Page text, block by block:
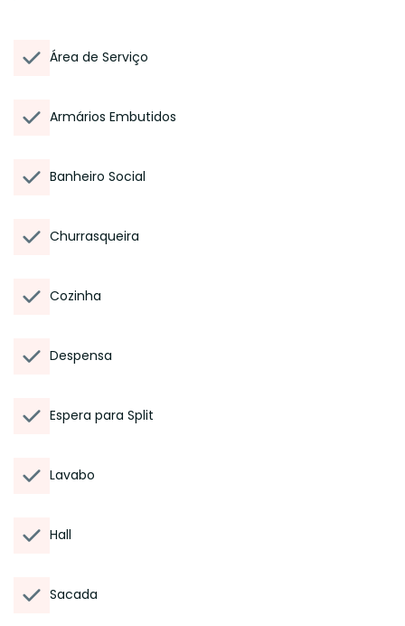
Área de Serviço
Armários Embutidos
Banheiro Social
Churrasqueira
Cozinha
Despensa
Espera para Split
Lavabo
Hall
Sacada